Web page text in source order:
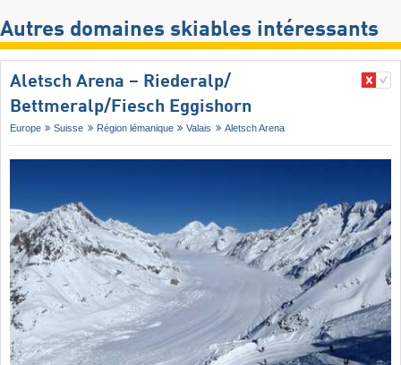
Autres domaines skiables intéressants
Aletsch Arena – Riederalp/​
Bettmeralp/​Fiesch Eggishorn
Europe Suisse Région lémanique Valais Aletsch Arena